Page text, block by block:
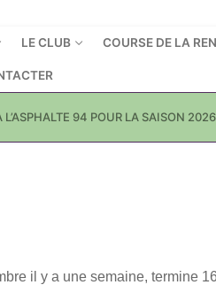
LE CLUB COURSE DE LA
L’ASPHALTE 94 POUR LA SAISON
il y a une semaine, termine